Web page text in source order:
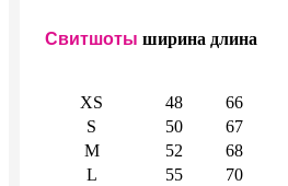
Свитшоты ширина длина
XS 48
66
S
50
67
M
52
68
L
55
70